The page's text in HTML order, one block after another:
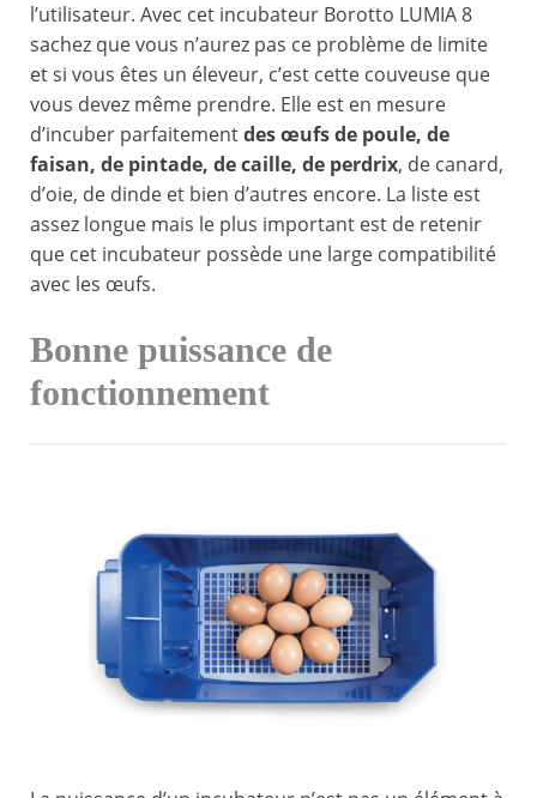
l’utilisateur. Avec cet incubateur Borotto LUMIA 8
sachez que vous n’aurez pas ce problème de limite
et si vous êtes un éleveur, c’est cette couveuse que
vous devez même prendre. Elle est en mesure
d’incuber parfaitementdes œufs de poule, de
faisan, de pintade, de caille, de perdrix, de canard,
d’oie, de dinde et bien d’autres encore. La liste est
assez longue mais le plus important est de retenir
que cet incubateur possède une large compatibilité
avec les œufs.
Bonne puissance de
fonctionnement